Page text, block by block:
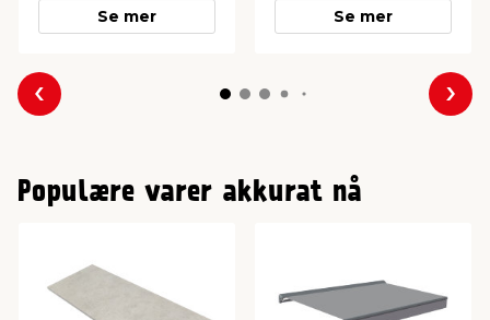
Se mer Se mer
Forrige
Populære varer akkurat nå